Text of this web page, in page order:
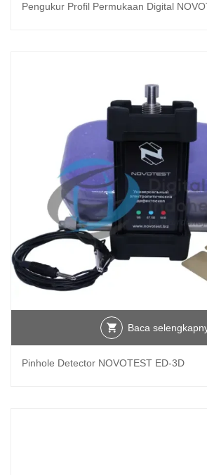
Pengukur Profil Permukaan Digital
Baca
Pinhole Detector NOVOTEST ED-3D